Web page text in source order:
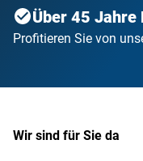
Über 45 Jahre
Profitieren Sie von
Wir sind für Sie da